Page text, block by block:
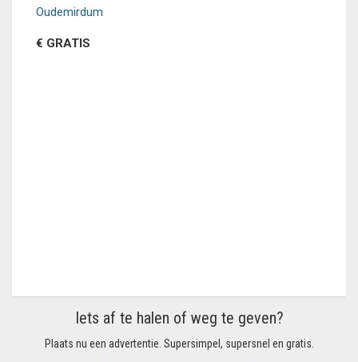
Oudemirdum
€ GRATIS
Iets af te halen of weg te geven?
Plaats nu een advertentie. Supersimpel, supersnel en gratis.